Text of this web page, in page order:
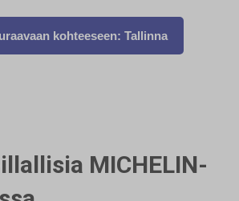
kohteeseen: Tallinna
MICHELIN-